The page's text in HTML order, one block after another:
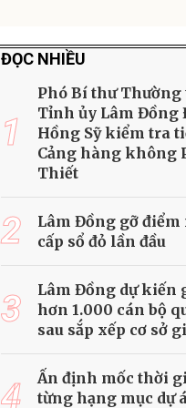
ĐỌC NHIỀU
1
Phó Bí thư Thường
Tỉnh ủy Lâm Đồng
Hồng Sỹ kiểm tra
Cảng hàng không
Thiết
2
Lâm Đồng gỡ điểm
cấp sổ đỏ lần đầu
3
Lâm Đồng dự kiến
hơn 1.000 cán bộ
sau sắp xếp cơ sở
4
Ấn định mốc thời
từng hạng mục dự